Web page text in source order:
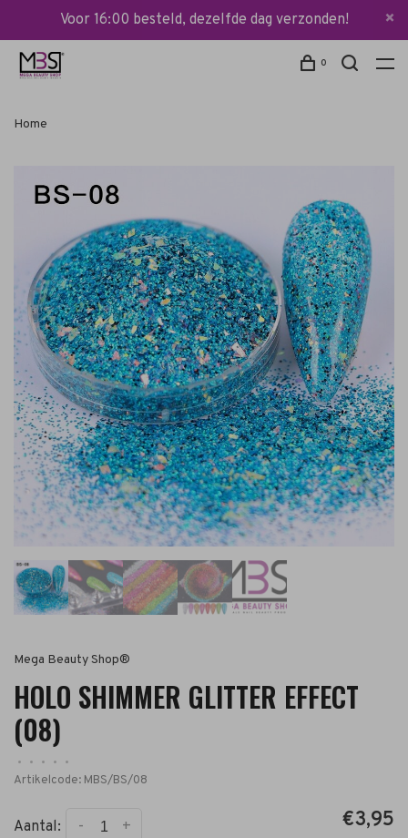
Voor 16:00 besteld, dezelfde dag verzonden!
0
Home
Mega Beauty Shop®
HOLO SHIMMER GLITTER EFFECT
(08)
• • • •
•
Artikelcode: MBS/BS/08
Aantal: +
- €3,95